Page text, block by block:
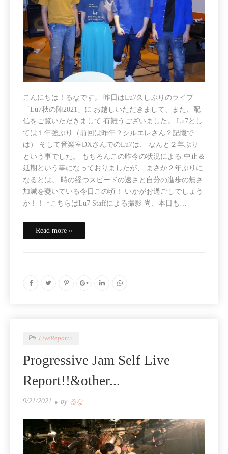
こんにちは！るなです。 昨日はLu7久しぶりのライブ
「Lu7秋の陣2021」に お越しいただきまして、また、配
信をご覧いただきまして 有難うございました。 Lu7とし
ては１年強ぶり（前回は昨年？シルエレさん？記憶で
は） そして音楽室DXさんでのLu7は、 なんと２年ぶり
という事でした。 もちろんこの昨今の状況による 中止＆
延期という事になっておりましたが、 まさか２年ぶりに
なるとは。 時の経つスピードの速さと自分の進歩の無さ
加減を憂いている今日この頃！ いかがお過ごしでしょう
か！！ ↑こちらはLu7 Staffによる撮影 尚、本日も…
Read more »
LiveReport2
Progressive Jam Self Live
Report!!&other...
9/21/2021 by るな